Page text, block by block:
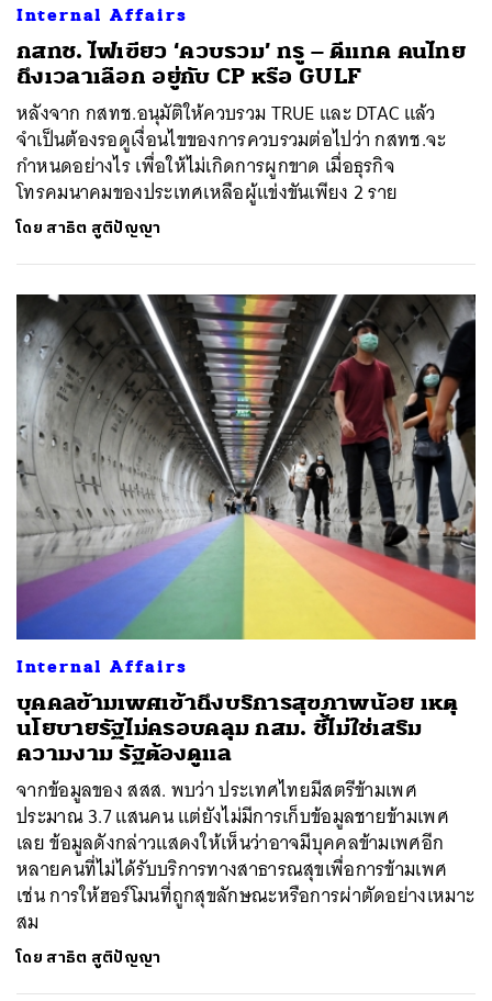
Internal Affairs
กสทช. ไฟเขียว ‘ควบรวม’ ทรู – ดีแทค คนไทย
ถึงเวลาเลือก อยู่กับ CP หรือ GULF
หลังจาก กสทช.อนุมัติให้ควบรวม TRUE และ DTAC แล้ว
จำเป็นต้องรอดูเงื่อนไขของการควบรวมต่อไปว่า กสทช.จะ
กำหนดอย่างไร เพื่อให้ไม่เกิดการผูกขาด เมื่อธุรกิจ
โทรคมนาคมของประเทศเหลือผู้แข่งขันเพียง 2 ราย
โดย สาธิต สูติปัญญา
Internal Affairs
บุคคลข้ามเพศเข้าถึงบริการสุขภาพน้อย เหตุ
นโยบายรัฐไม่ครอบคลุม กสม. ชี้ไม่ใช่เสริม
ความงาม รัฐต้องดูแล
จากข้อมูลของ สสส. พบว่า ประเทศไทยมีสตรีข้ามเพศ
ประมาณ 3.7 แสนคน แต่ยังไม่มีการเก็บข้อมูลชายข้ามเพศ
เลย ข้อมูลดังกล่าวแสดงให้เห็นว่าอาจมีบุคคลข้ามเพศอีก
หลายคนที่ไม่ได้รับบริการทางสาธารณสุขเพื่อการข้ามเพศ
เช่น การให้ฮอร์โมนที่ถูกสุขลักษณะหรือการผ่าตัดอย่างเหมาะ
สม
โดย สาธิต สูติปัญญา